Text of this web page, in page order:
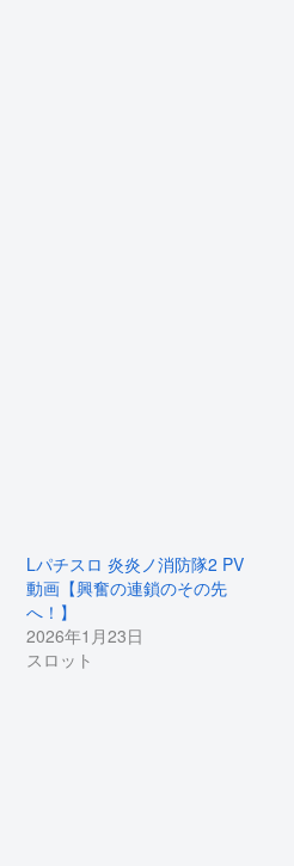
Lパチスロ 炎炎ノ消防隊2 PV
動画【興奮の連鎖のその先
へ！】
2026年1月23日
スロット